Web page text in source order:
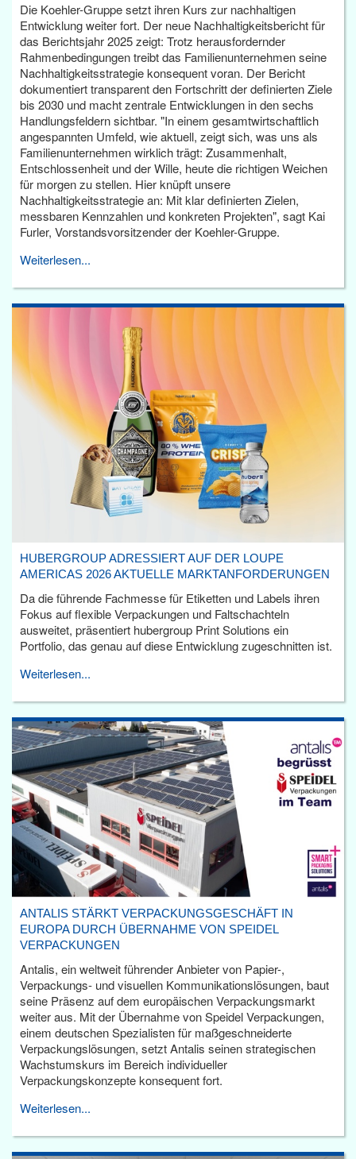
Die Koehler-Gruppe setzt ihren Kurs zur nachhaltigen
Entwicklung weiter fort. Der neue Nachhaltigkeitsbericht für
das Berichtsjahr 2025 zeigt: Trotz herausfordernder
Rahmenbedingungen treibt das Familienunternehmen seine
Nachhaltigkeitsstrategie konsequent voran. Der Bericht
dokumentiert transparent den Fortschritt der definierten Ziele
bis 2030 und macht zentrale Entwicklungen in den sechs
Handlungsfeldern sichtbar. "In einem gesamtwirtschaftlich
angespannten Umfeld, wie aktuell, zeigt sich, was uns als
Familienunternehmen wirklich trägt: Zusammenhalt,
Entschlossenheit und der Wille, heute die richtigen Weichen
für morgen zu stellen. Hier knüpft unsere
Nachhaltigkeitsstrategie an: Mit klar definierten Zielen,
messbaren Kennzahlen und konkreten Projekten", sagt Kai
Furler, Vorstandsvorsitzender der Koehler-Gruppe.
Weiterlesen...
HUBERGROUP ADRESSIERT AUF DER LOUPE
AMERICAS 2026 AKTUELLE MARKTANFORDERUNGEN
Da die führende Fachmesse für Etiketten und Labels ihren
Fokus auf flexible Verpackungen und Faltschachteln
ausweitet, präsentiert hubergroup Print Solutions ein
Portfolio, das genau auf diese Entwicklung zugeschnitten ist.
Weiterlesen...
ANTALIS STÄRKT VERPACKUNGSGESCHÄFT IN
EUROPA DURCH ÜBERNAHME VON SPEIDEL
VERPACKUNGEN
Antalis, ein weltweit führender Anbieter von Papier-,
Verpackungs- und visuellen Kommunikationslösungen, baut
seine Präsenz auf dem europäischen Verpackungsmarkt
weiter aus. Mit der Übernahme von Speidel Verpackungen,
einem deutschen Spezialisten für maßgeschneiderte
Verpackungslösungen, setzt Antalis seinen strategischen
Wachstumskurs im Bereich individueller
Verpackungskonzepte konsequent fort.
Weiterlesen...